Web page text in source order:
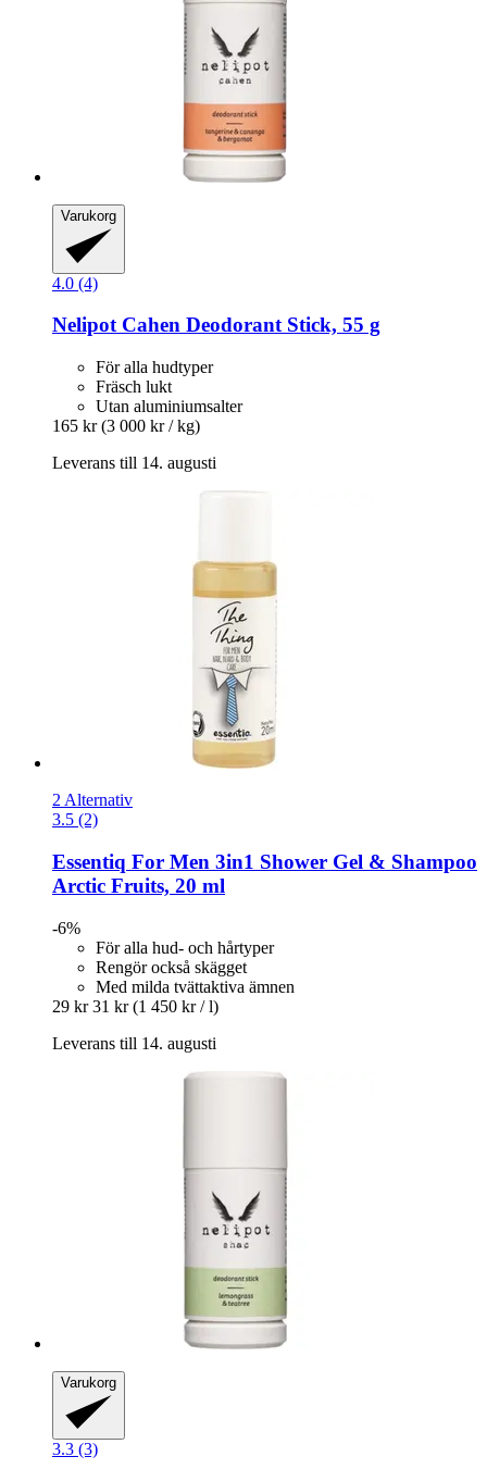
Varukorg
4.0 (4)
NelipotCahen Deodorant Stick, 55 g
För alla hudtyper
Fräsch lukt
Utan aluminiumsalter
165 kr (3 000 kr / kg)
Leverans till 14. augusti
2 Alternativ
3.5 (2)
Essentiq For Men 3in1 Shower Gel & Shampoo
Arctic Fruits, 20 ml
-6%
För alla hud- och hårtyper
Rengör också skägget
Med milda tvättaktiva ämnen
29 kr 31 kr (1 450 kr / l)
Leverans till 14. augusti
Varukorg
3.3 (3)